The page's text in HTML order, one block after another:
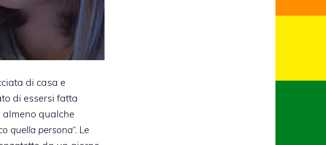
di casa e
di essersi fatta
almeno qualche
quella persona“. Le